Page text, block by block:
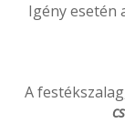
Igény esetén
A